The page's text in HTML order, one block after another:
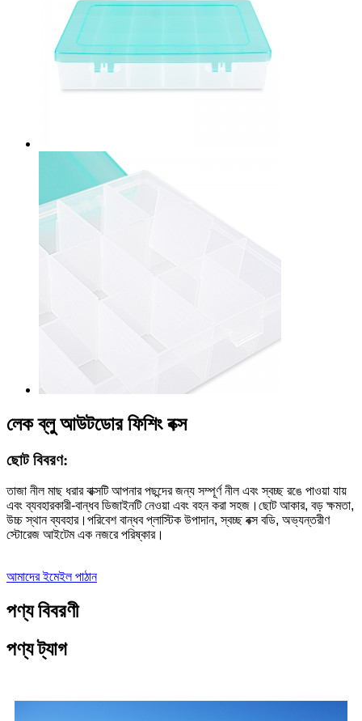
লেক ব্লু আউটডোর ফিশিং বক্স
ছোট বিবরণ:
তাজা নীল মাছ ধরার বাক্সটি আপনার পছন্দের জন্য সম্পূর্ণ নীল এবং স্বচ্ছ রঙে পাওয়া যায়
এবং ব্যবহারকারী-বান্ধব ডিজাইনটি নেওয়া এবং বহন করা সহজ।ছোট আকার, বড় ক্ষমতা,
উচ্চ স্থান ব্যবহার।পরিবেশ বান্ধব প্লাস্টিক উপাদান, স্বচ্ছ বক্স বডি, অভ্যন্তরীণ
স্টোরেজ আইটেম এক নজরে পরিষ্কার।
আমাদের ইমেইল পাঠান
পণ্য বিবরণী
পণ্য ট্যাগ